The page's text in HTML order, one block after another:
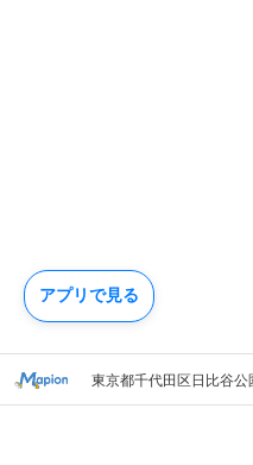
東京都千代田区日比谷公
アプリで見る